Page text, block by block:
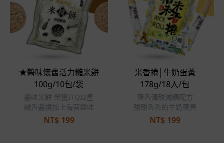
★醬味懷舊活力糙米餅
100g/10包/袋
醬味米餅 榮獲ITQI2星
鹹香醬燒加上海苔鮮味
NT$199
米香捲│牛奶蛋黃
178g/18入/包
蛋香清甜減糖配方
甜甜香香的牛奶蛋黃
NT$199